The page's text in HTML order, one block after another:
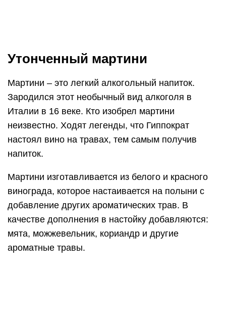
Утонченный мартини
Мартини – это легкий алкогольный напиток.
Зародился этот необычный вид алкоголя в
Италии в 16 веке. Кто изобрел мартини
неизвестно. Ходят легенды, что Гиппократ
настоял вино на травах, тем самым получив
напиток.
Мартини изготавливается из белого и красного
винограда, которое настаивается на полыни с
добавление других ароматических трав. В
качестве дополнения в настойку добавляются:
мята, можжевельник, кориандр и другие
ароматные травы.